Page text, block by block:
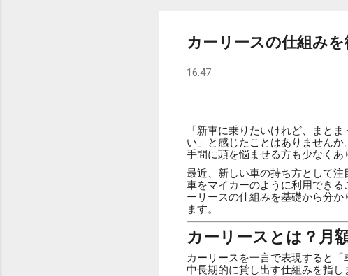
カーリースの仕組み
16:47
「新車に乗りたいけれど、まと
い」と感じたことはありません
手間に頭を悩ませる方も少なくあ
最近、新しい車の持ち方として
車をマイカーのように利用でき
ーリースの仕組みを基礎から分
ます。
カーリースとは？月
カーリースを一言で表現すると
中長期的に貸し出す仕組みを指し